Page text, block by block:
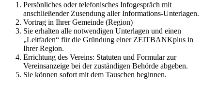
Persönliches oder telefonisches Infogespräch mit
anschließender Zusendung aller Informations-Unterlagen.
Vortrag in Ihrer Gemeinde (Region)
Sie erhalten alle notwendigen Unterlagen und einen
„Leitfaden“ für die Gründung einer ZEITBANKplus in
Ihrer Region.
Errichtung des Vereins: Statuten und Formular zur
Vereinsanzeige bei der zuständigen Behörde abgeben.
Sie können sofort mit dem Tauschen beginnen.